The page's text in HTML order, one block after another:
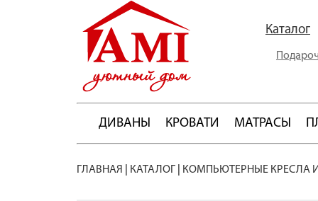
Каталог
ДИВАНЫ КРОВАТИ МАТРАСЫ
ГЛАВНАЯ КАТАЛОГ КОМПЬЮТЕРНЫЕ КРЕСЛА